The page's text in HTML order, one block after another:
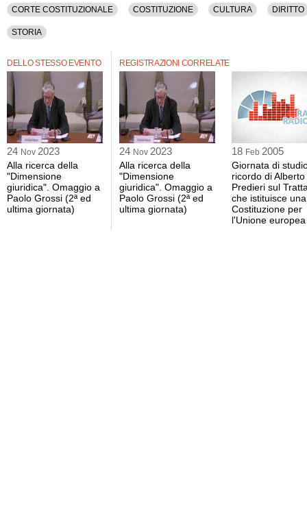
CORTE COSTITUZIONALE COSTITUZIONE CULTURA DIRITTO
STORIA
DELLO STESSO EVENTO
24 Nov 2023
Alla ricerca della
"Dimensione
giuridica". Omaggio a
Paolo Grossi (2ª ed
ultima giornata)
REGISTRAZIONI CORRELATE
24 Nov 2023
Alla ricerca della
"Dimensione
giuridica". Omaggio a
Paolo Grossi (2ª ed
ultima giornata)
18 Feb 2005
Giornata di
ricordo di Alberto
Predieri sul
che istituisce una
Costituzione per
l'Unione europea